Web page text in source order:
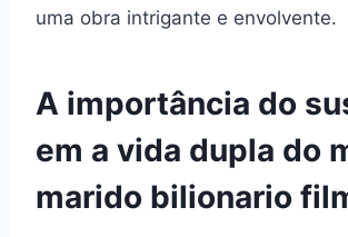
uma obra intrigante e envolvente.
A importância do
em a vida dupla do
marido bilionario